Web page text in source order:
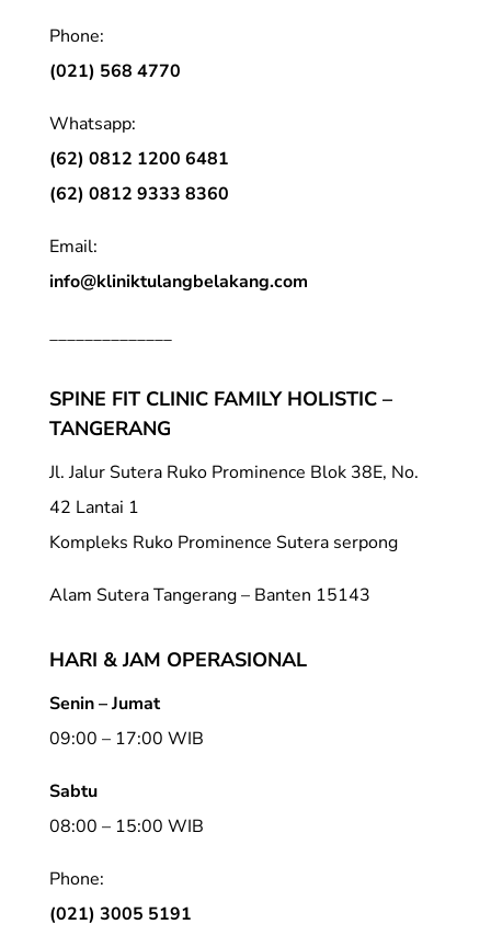
Phone:
(021) 568 4770
Whatsapp:
(62) 0812 1200 6481
(62) 0812 9333 8360
Email:
info@kliniktulangbelakang.com
______________
SPINE FIT CLINIC FAMILY HOLISTIC –
TANGERANG
Jl. Jalur Sutera Ruko Prominence Blok 38E, No.
42 Lantai 1
Kompleks Ruko Prominence Sutera serpong
Alam Sutera Tangerang – Banten 15143
HARI & JAM OPERASIONAL
Senin – Jumat
09:00 – 17:00 WIB
Sabtu
08:00 – 15:00 WIB
Phone:
(021) 3005 5191